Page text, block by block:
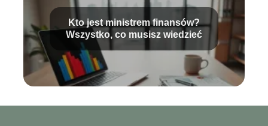
Kto jest ministrem finansów?
Wszystko, co musisz wiedzieć